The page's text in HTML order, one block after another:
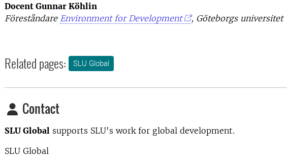
Docent Gunnar Köhlin
Föreståndare Environment for Development , Göteborgs universitet
Related pages: SLU Global
Contact
SLU Global supports SLU's work for global development.
SLU Global